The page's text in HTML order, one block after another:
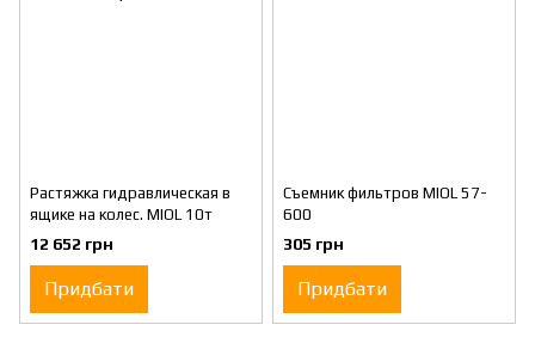
Растяжка гидравлическая в
ящике на колес. MIOL 10т
12 652 грн
Придбати
Съемник фильтров MIOL 57-
600
305 грн
Придбати